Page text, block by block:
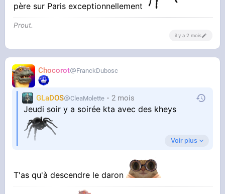
père sur Paris exceptionnellement
Prout.
il y a 2 mois
Chocorot FranckDubosc
GLaDOS CleaMolette 2 mois
Jeudi soir y a soirée kta avec des kheys
Pas sûr de venir par contre parce que y aura
mon père sur Paris exceptionnellement
Voir plus
T'as qu'à descendre le daron